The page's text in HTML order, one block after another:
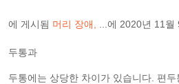
에 게시됨 머리 장애 ...에 2020년 11월
두통과
두통에는 상당한 차이가 있습니다. 편